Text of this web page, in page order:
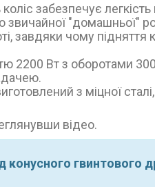
коліс забезпечує
"домашньої"
завдяки чому підняття
2200 Вт з оборотами
з міцної
відео.
конусного гвинтового